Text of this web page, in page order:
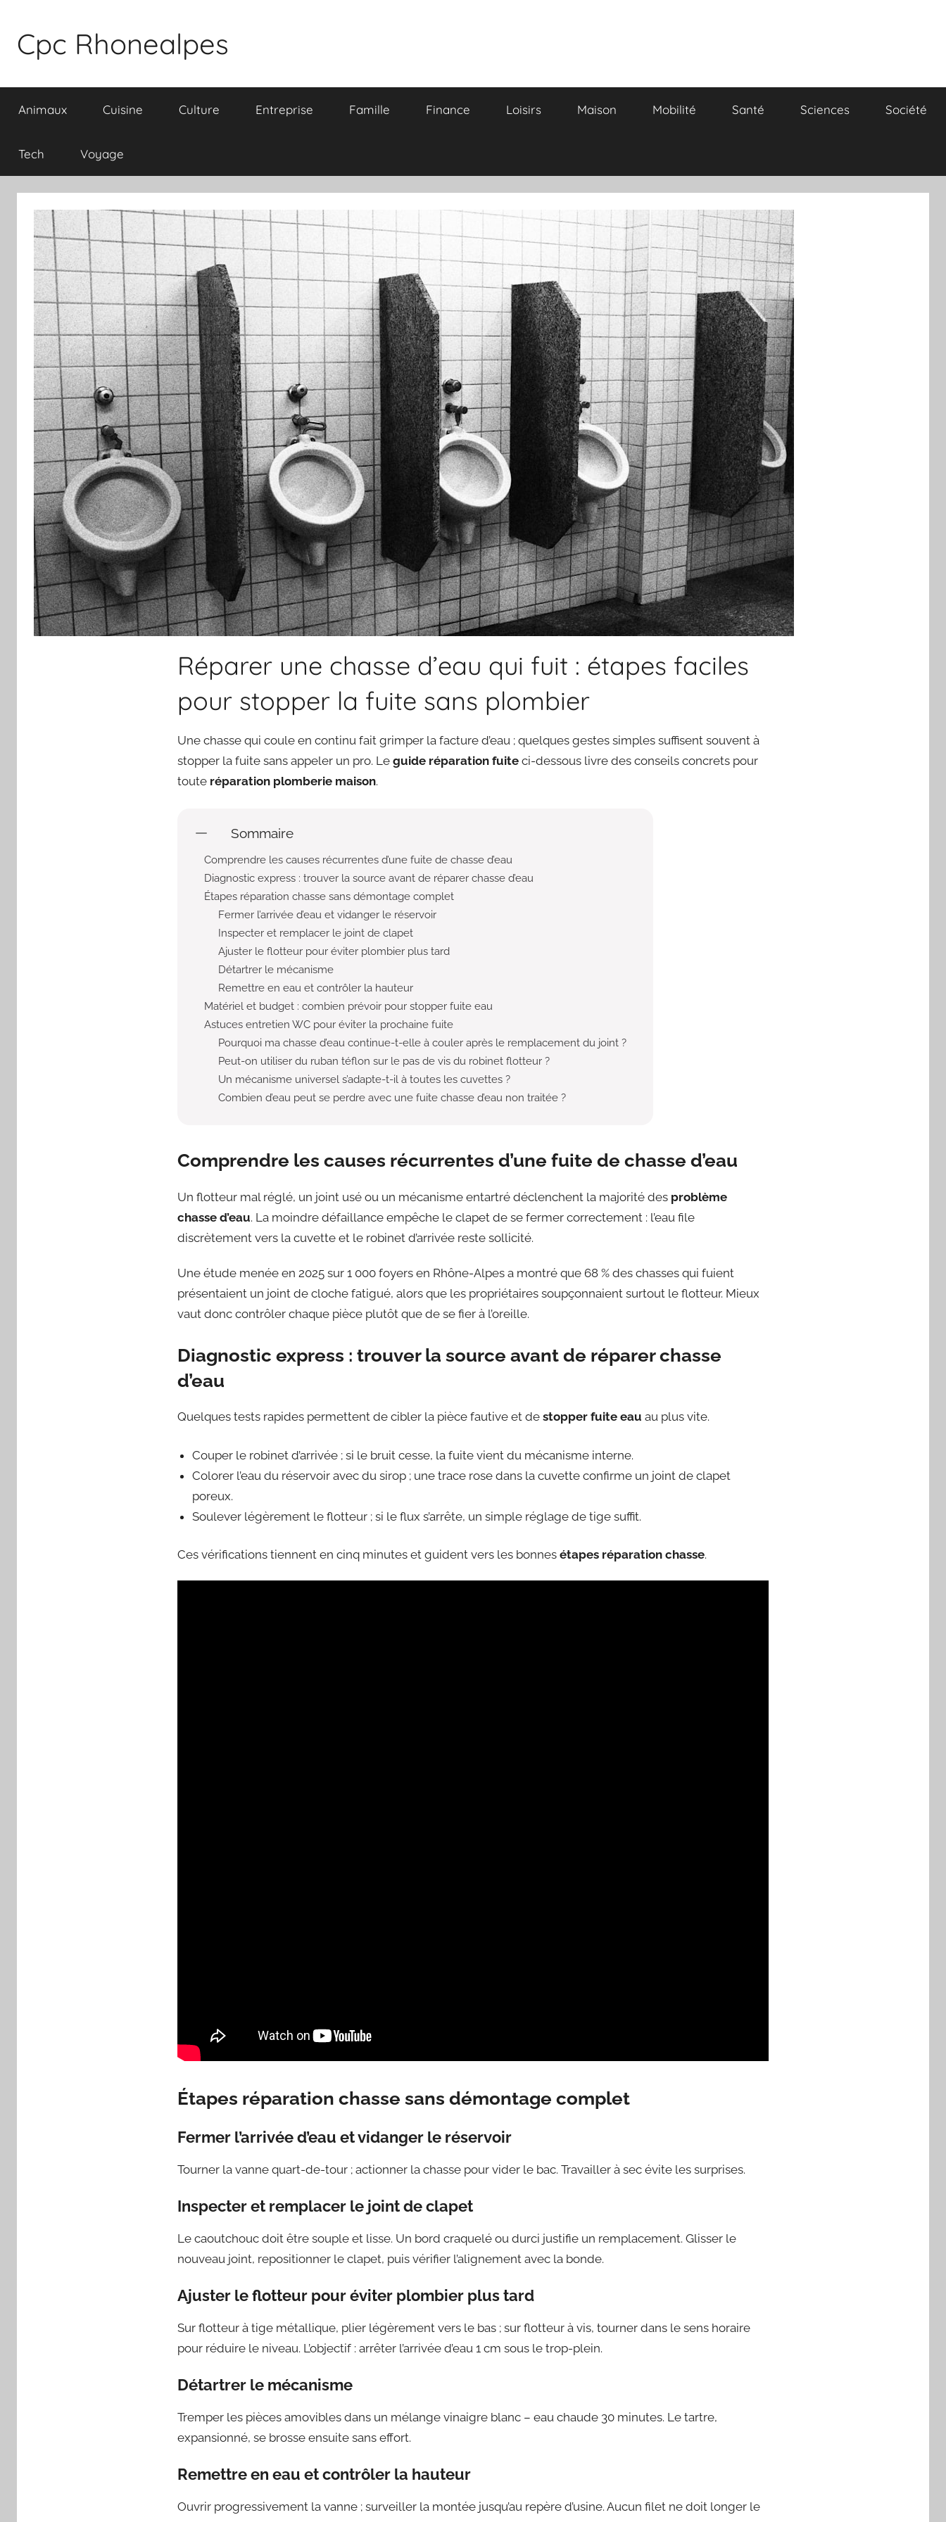
contenu
Cpc Rhonealpes
Animaux Cuisine Culture Entreprise Famille Finance Loisirs Maison Mobilité Santé Sciences Société
Tech Voyage
Réparer une chasse d’eau qui fuit : étapes faciles
pour stopper la fuite sans plombier
Une chasse qui coule en continu fait grimper la facture d’eau ; quelques gestes simples suffisent souvent à
stopper la fuite sans appeler un pro. Le guide réparation fuite ci-dessous livre des conseils concrets pour
toute réparation plomberie maison.
Sommaire
Comprendre les causes récurrentes d’une fuite de chasse d’eau
Diagnostic express : trouver la source avant de réparer chasse d’eau
Étapes réparation chasse sans démontage complet
Fermer l’arrivée d’eau et vidanger le réservoir
Inspecter et remplacer le joint de clapet
Ajuster le flotteur pour éviter plombier plus tard
Détartrer le mécanisme
Remettre en eau et contrôler la hauteur
Matériel et budget : combien prévoir pour stopper fuite eau
Astuces entretien WC pour éviter la prochaine fuite
Pourquoi ma chasse d’eau continue-t-elle à couler après le remplacement du joint ?
Peut-on utiliser du ruban téflon sur le pas de vis du robinet flotteur ?
Un mécanisme universel s’adapte-t-il à toutes les cuvettes ?
Combien d’eau peut se perdre avec une fuite chasse d’eau non traitée ?
Comprendre les causes récurrentes d’une fuite de chasse d’eau
Un flotteur mal réglé, un joint usé ou un mécanisme entartré déclenchent la majorité des problème
chasse d’eau. La moindre défaillance empêche le clapet de se fermer correctement : l’eau file
discrètement vers la cuvette et le robinet d’arrivée reste sollicité.
Une étude menée en 2025 sur 1 000 foyers en Rhône-Alpes a montré que 68 % des chasses qui fuient
présentaient un joint de cloche fatigué, alors que les propriétaires soupçonnaient surtout le flotteur. Mieux
vaut donc contrôler chaque pièce plutôt que de se fier à l’oreille.
Diagnostic express : trouver la source avant de réparer chasse
d’eau
Quelques tests rapides permettent de cibler la pièce fautive et de stopper fuite eau au plus vite.
Couper le robinet d’arrivée ; si le bruit cesse, la fuite vient du mécanisme interne.
Colorer l’eau du réservoir avec du sirop ; une trace rose dans la cuvette confirme un joint de clapet
poreux.
Soulever légèrement le flotteur ; si le flux s’arrête, un simple réglage de tige suffit.
Ces vérifications tiennent en cinq minutes et guident vers les bonnes étapes réparation chasse.
Étapes réparation chasse sans démontage complet
Fermer l’arrivée d’eau et vidanger le réservoir
Tourner la vanne quart-de-tour ; actionner la chasse pour vider le bac. Travailler à sec évite les surprises.
Inspecter et remplacer le joint de clapet
Le caoutchouc doit être souple et lisse. Un bord craquelé ou durci justifie un remplacement. Glisser le
nouveau joint, repositionner le clapet, puis vérifier l’alignement avec la bonde.
Ajuster le flotteur pour éviter plombier plus tard
Sur flotteur à tige métallique, plier légèrement vers le bas ; sur flotteur à vis, tourner dans le sens horaire
pour réduire le niveau. L’objectif : arrêter l’arrivée d’eau 1 cm sous le trop-plein.
Détartrer le mécanisme
Tremper les pièces amovibles dans un mélange vinaigre blanc – eau chaude 30 minutes. Le tartre,
expansionné, se brosse ensuite sans effort.
Remettre en eau et contrôler la hauteur
Ouvrir progressivement la vanne ; surveiller la montée jusqu’au repère d’usine. Aucun filet ne doit longer le